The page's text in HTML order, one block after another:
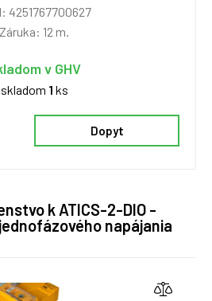
4251767700627
Záruka: 12 m.
v GHV
skladom 1 ks
Dopyt
k ATICS-2-DIO -
napájania